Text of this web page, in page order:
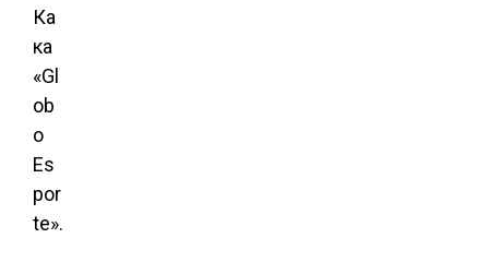
Ка
ка
«Gl
ob
o
Es
por
te».